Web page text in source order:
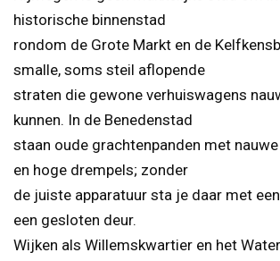
historische binnenstad
rondom de Grote Markt en de
smalle, soms steil aflopende
straten die gewone verhuiswagens
kunnen. In de Benedenstad
staan oude grachtenpanden met
en hoge drempels; zonder
de juiste apparatuur sta je daar met
een gesloten deur.
Wijken als Willemskwartier en het